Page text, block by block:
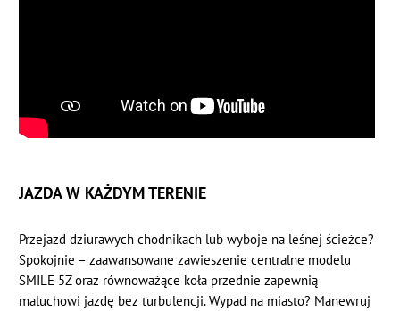
JAZDA W KAŻDYM TERENIE
Przejazd dziurawych chodnikach lub wyboje na leśnej ścieżce?
Spokojnie – zaawansowane zawieszenie centralne modelu
SMILE 5Z oraz równoważące koła przednie zapewnią
maluchowi jazdę bez turbulencji. Wypad na miasto? Manewruj